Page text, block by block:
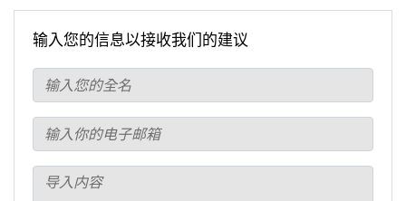
输入您的信息以接收我们的建议